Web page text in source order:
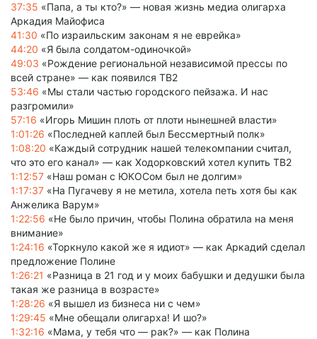
37:35 «Папа, а ты кто?» — новая жизнь медиа олигарха
Аркадия Майофиса
41:30 «По израильским законам я не еврейка»
44:20 «Я была солдатом-одиночкой»
49:03 «Рождение региональной независимой прессы по
всей стране» — как появился ТВ2
53:46 «Мы стали частью городского пейзажа. И нас
разгромили»
57:16 «Игорь Мишин плоть от плоти нынешней власти»
1:01:26 «Последней каплей был Бессмертный полк»
1:08:20 «Каждый сотрудник нашей телекомпании считал,
что это его канал» — как Ходорковский хотел купить ТВ2
1:12:57 «Наш роман с ЮКОСом был не долгим»
1:17:37 «На Пугачеву я не метила, хотела петь хотя бы как
Анжелика Варум»
1:22:56 «Не было причин, чтобы Полина обратила на меня
внимание»
1:24:16 «Торкнуло какой же я идиот» — как Аркадий сделал
предложение Полине
1:26:21 «Разница в 21 год и у моих бабушки и дедушки была
такая же разница в возрасте»
1:28:26 «Я вышел из бизнеса ни с чем»
1:29:45 «Мне обещали олигарха! И шо?»
1:32:16 «Мама, у тебя что — рак?» — как Полина